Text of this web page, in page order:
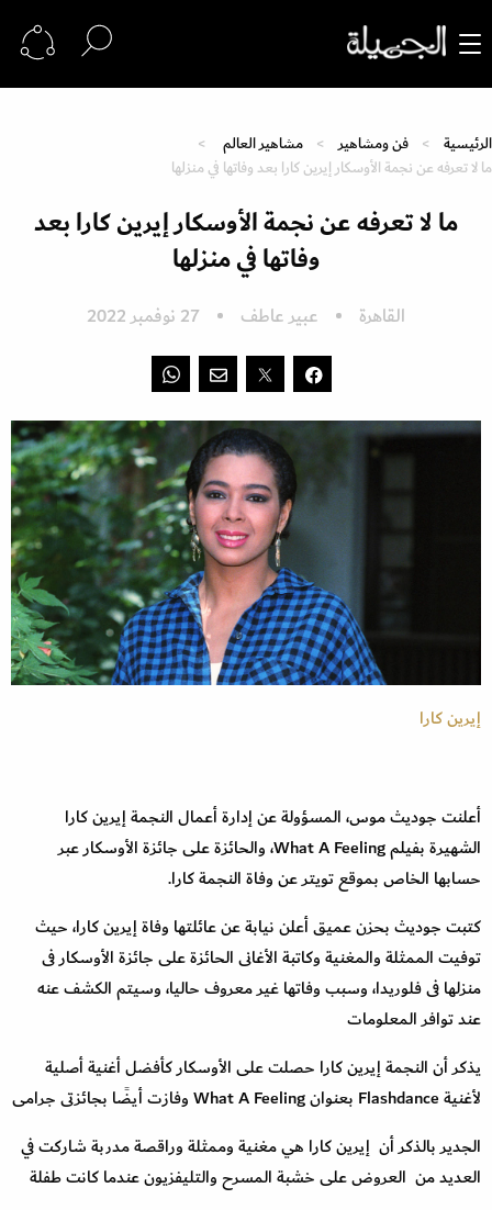
الرئيسية فن ومشاهير
مشاهير العالم
ما لا تعرفه عن نجمة الأوسكار إيرين كارا بعد وفاتها في منزلها
ما لا تعرفه عن نجمة الأوسكار إيرين كارا بعد
وفاتها في منزلها
القاهرة عبير عاطف 27 نوفمبر 2022
إيرين كارا
أعلنت جوديث موس، المسؤولة عن إدارة أعمال النجمة إيرين كارا
الشهيرة بفيلم What A Feeling، والحائزة على جائزة الأوسكار عبر
حسابها الخاص بموقع تويتر عن وفاة النجمة كارا.
كتبت جوديث بحزن عميق أعلن نيابة عن عائلتها وفاة إيرين كارا، حيث
توفيت الممثلة والمغنية وكاتبة الأغانى الحائزة على جائزة الأوسكار فى
منزلها فى فلوريدا، وسبب وفاتها غير معروف حاليا، وسيتم الكشف عنه
عند توافر المعلومات
يذكر أن النجمة إيرين كارا حصلت على الأوسكار كأفضل أغنية أصلية
لأغنية Flashdance بعنوان What A Feeling وفازت أيضًا بجائزتى جرامى
الجدير بالذكر أن إيرين كارا هي مغنية وممثلة وراقصة مدربة شاركت في
العديد من العروض على خشبة المسرح والتليفزيون عندما كانت طفلة